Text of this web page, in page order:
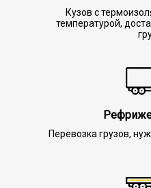
Кузов с
температурой,
Перевозка грузов,